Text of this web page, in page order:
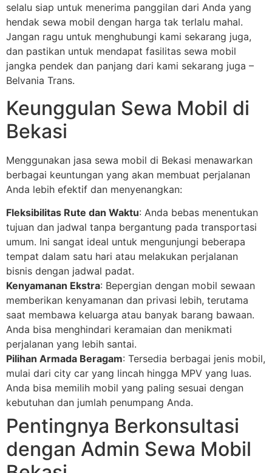
selalu siap untuk menerima panggilan dari Anda yang
hendak sewa mobil dengan harga tak terlalu mahal.
Jangan ragu untuk menghubungi kami sekarang juga,
dan pastikan untuk mendapat fasilitas sewa mobil
jangka pendek dan panjang dari kami sekarang juga –
Belvania Trans.
Keunggulan Sewa Mobil di
Bekasi
Menggunakan jasa sewa mobil di Bekasi menawarkan
berbagai keuntungan yang akan membuat perjalanan
Anda lebih efektif dan menyenangkan:
Fleksibilitas Rute dan Waktu: Anda bebas menentukan
tujuan dan jadwal tanpa bergantung pada transportasi
umum. Ini sangat ideal untuk mengunjungi beberapa
tempat dalam satu hari atau melakukan perjalanan
bisnis dengan jadwal padat.
Kenyamanan Ekstra: Bepergian dengan mobil sewaan
memberikan kenyamanan dan privasi lebih, terutama
saat membawa keluarga atau banyak barang bawaan.
Anda bisa menghindari keramaian dan menikmati
perjalanan yang lebih santai.
Pilihan Armada Beragam: Tersedia berbagai jenis mobil,
mulai dari city car yang lincah hingga MPV yang luas.
Anda bisa memilih mobil yang paling sesuai dengan
kebutuhan dan jumlah penumpang Anda.
Pentingnya Berkonsultasi
dengan Admin Sewa Mobil